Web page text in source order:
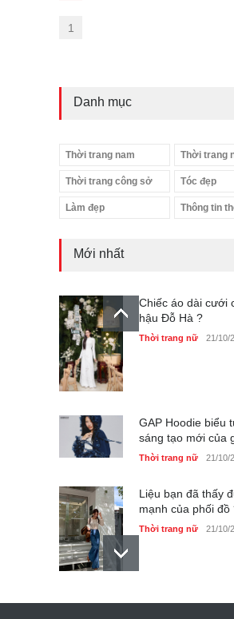
1
Danh mục
Thời trang nam Thời trang
Thời trang công sở Tóc đẹp
Làm đẹp Thông tin
Mới nhất
Chiếc áo dài cưới
hậu Đỗ Hà ?
Thời trang nữ 21/10/
GAP Hoodie biểu
sáng tạo mới của
Thời trang nữ 21/10/
Liệu bạn đã thấy
mạnh của phối đồ
Thời trang nữ 21/10/
Dàn túi hiệu ‘ xịn